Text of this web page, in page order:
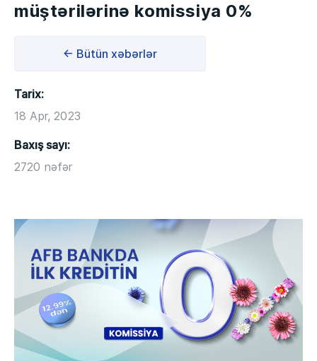
müştərilərinə komissiya 0%
← Bütün xəbərlər
Tarix:
18 Apr, 2023
Baxış sayı:
2720 nəfər